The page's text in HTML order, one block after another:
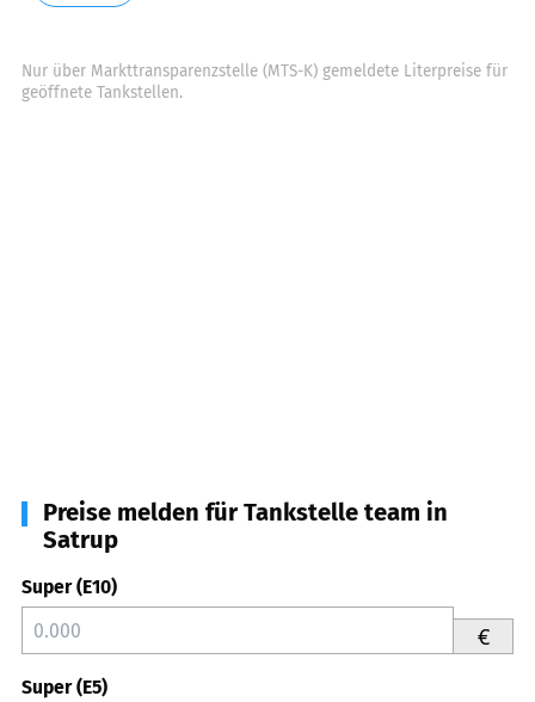
Nur über Markttransparenzstelle (MTS-K) gemeldete Literpreise für
geöffnete Tankstellen.
Preise melden für Tankstelle team in
Satrup
Super (E10)
€
Super (E5)